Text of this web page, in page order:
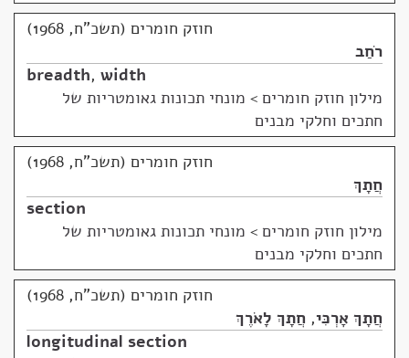
חוזק חומרים (תשכ"ח, 1968)
רֹחַב
breadth, width
מילון חוזק חומרים > מונחי תכונות גאומטריות של
חתכים וחלקי מבנים
חוזק חומרים (תשכ"ח, 1968)
חֲתָךְ
section
מילון חוזק חומרים > מונחי תכונות גאומטריות של
חתכים וחלקי מבנים
חוזק חומרים (תשכ"ח, 1968)
חֲתָךְ אָרְכִּי, חֲתָךְ לָאֹרֶךְ
longitudinal section